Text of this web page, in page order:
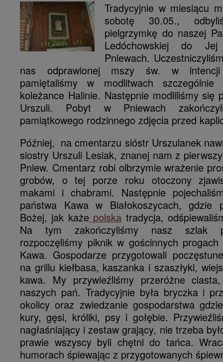
Tradycyjnie w miesiącu
sobotę 30.05.,
pielgrzymkę do naszej
Ledóchowskiej do
Pniewach.
nas odprawionej mszy św. w intencji
pamiętaliśmy w modlitwach
koleżance Halinie. Następnie modliliśmy się
Urszuli. Pobyt w Pniewach
pamiątkowego rodzinnego zdjęcia przed
Później, na cmentarzu sióstr Urszulanek
siostry Urszuli Lesiak, znanej nam z
Pniew. Cmentarz robi olbrzymie wrażenie
grobów, o tej porze roku otoczony
makami i chabrami. Następnie
państwa Kawa w Białokoszycach, gdzie
Bożej, jak każe polska tradycja,
Na tym zakończyliśmy nasz szlak
rozpoczęliśmy piknik w gościnnych
Kawa. Gospodarze przygotowali
na grillu kiełbasa, kaszanka i szaszłyki,
kawa. My przywieźliśmy przeróżne
naszych pań. Tradycyjnie była bryczka i
okolicy oraz zwiedzanie gospodarstwa
kury, gęsi, króliki, psy i gołębie.
nagłaśniający i zestaw grający, nie trzeba
prawie wszyscy byli chętni do tańca.
humorach śpiewając z przygotowanych